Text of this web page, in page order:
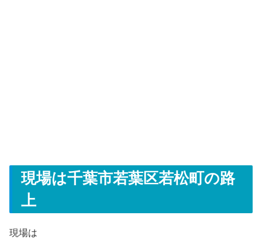
現場は千葉市若葉区若松町の路
上
現場は